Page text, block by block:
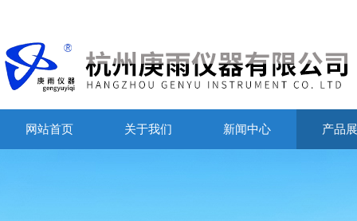
网站首页 关于我们 新闻中心 产品